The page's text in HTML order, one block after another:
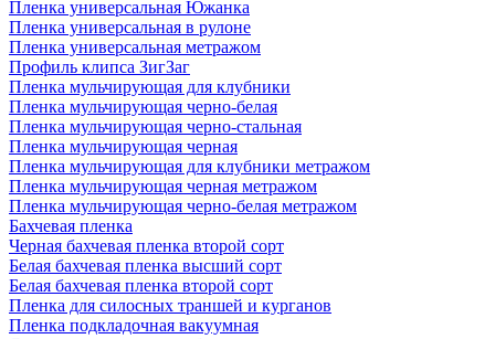
Пленка универсальная Южанка
Пленка универсальная в рулоне
Пленка универсальная метражом
Профиль клипса ЗигЗаг
Пленка мульчирующая для клубники
Пленка мульчирующая черно-белая
Пленка мульчирующая черно-стальная
Пленка мульчирующая черная
Пленка мульчирующая для клубники метражом
Пленка мульчирующая черная метражом
Пленка мульчирующая черно-белая метражом
Бахчевая пленка
Черная бахчевая пленка второй сорт
Белая бахчевая пленка высший сорт
Белая бахчевая пленка второй сорт
Пленка для силосных траншей и курганов
Пленка подкладочная вакуумная